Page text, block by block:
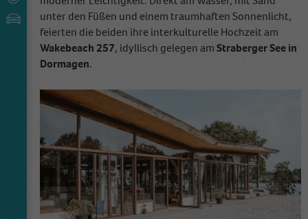
unter den Füßen und einem traumhaften Sonnenlicht,
feierten die beiden ihre interkulturelle Hochzeit am
Wakebeach 257, idyllisch gelegen amStraberger See in
Dormagen.